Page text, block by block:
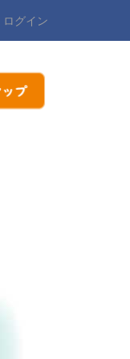
ログイン